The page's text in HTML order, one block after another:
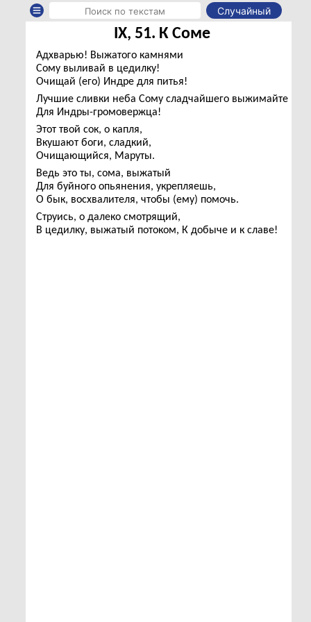
Случайный
IX, 51. К Соме
Адхварью! Выжатого камнями
Сому выливай в цедилку!
Очищай (его) Индре для питья!
Лучшие сливки неба Сому сладчайшего выжимайте
Для Индры-громовержца!
Этот твой сок, о капля,
Вкушают боги, сладкий,
Очищающийся, Маруты.
Ведь это ты, сома, выжатый
Для буйного опьянения, укрепляешь,
О бык, восхвалителя, чтобы (ему) помочь.
Струись, о далеко смотрящий,
В цедилку, выжатый потоком, К добыче и к славе!